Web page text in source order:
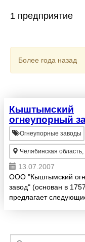
1 предприятие
Более года назад
Кыштымский
огнеупорный
Огнеупорные заводы
Челябинская
13.07.2007
ООО "Кыштымский
завод" (основан в
предлагает